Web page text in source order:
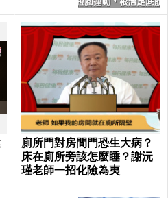
廁所門對房間門恐生大病？
床在廁所旁該怎麼睡？謝沅
瑾老師一招化險為夷